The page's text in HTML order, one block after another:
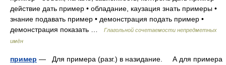
действие дать пример • обладание, каузация знать примеры •
знание подавать пример • демонстрация подать пример •
демонстрация показать …
Глагольной сочетаемости непредметных
имён
пример — Для примера (разг.) в назидание. А для примера